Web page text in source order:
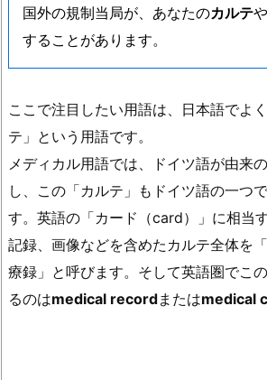
国外の規制当局が、あなたのカルテ
することがあります。
ここで注目したい用語は、日本語でよ
テ」という用語です。
メディカル用語では、ドイツ語が由来
し、この「カルテ」もドイツ語の一つ
す。英語の「カード（card）」に相当
記録、画像などを含めたカルテ全体を
療録」と呼びます。そして英語圏でこ
るのはmedical recordまたはmedical